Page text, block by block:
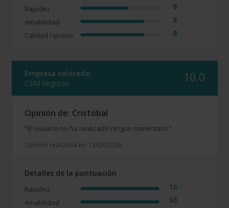
Rapidez 6
Amabilidad 8
Calidad / precio 8
Empresa valorada:
CSM Seguros
10.0
Opinión de: Cristóbal
"El usuario no ha realizado ningun comentario".
Opinión realizada en: 13/03/2026
Detalles de la puntuación
Rapidez 10
Amabilidad 10